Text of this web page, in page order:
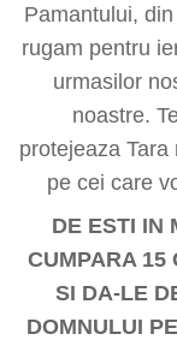
Pamantului,
rugam pentru
urmasilor
noastre.
protejeaza
pe cei care
DE ESTI IN
CUMPARA 15
SI DA-LE
DOMNULUI